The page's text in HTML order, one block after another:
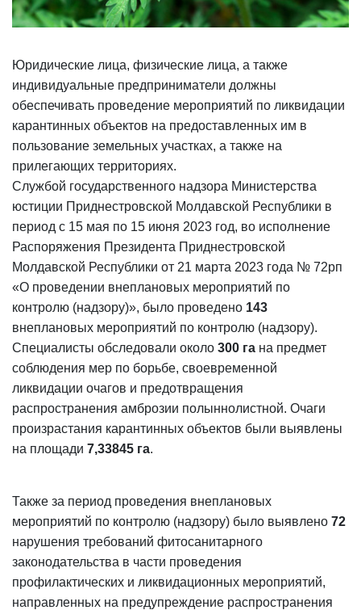
Юридические лица, физические лица, а также
индивидуальные предприниматели должны
обеспечивать проведение мероприятий по ликвидации
карантинных объектов на предоставленных им в
пользование земельных участках, а также на
прилегающих территориях.
Службой государственного надзора Министерства
юстиции Приднестровской Молдавской Республики в
период с 15 мая по 15 июня 2023 год, во исполнение
Распоряжения Президента Приднестровской
Молдавской Республики от 21 марта 2023 года № 72рп
«О проведении внеплановых мероприятий по
контролю (надзору)», было проведено 143
внеплановых мероприятий по контролю (надзору).
Специалисты обследовали около 300 га на предмет
соблюдения мер по борьбе, своевременной
ликвидации очагов и предотвращения
распространения амброзии полыннолистной. Очаги
произрастания карантинных объектов были выявлены
на площади 7,33845 га.
Также за период проведения внеплановых
мероприятий по контролю (надзору) было выявлено 72
нарушения требований фитосанитарного
законодательства в части проведения
профилактических и ликвидационных мероприятий,
направленных на предупреждение распространения